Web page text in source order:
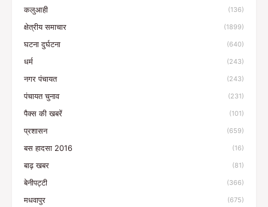
कलुआही (136)
क्षेत्रीय समाचार (1899)
घटना दुर्घटना (640)
धर्म (243)
नगर पंचायत (243)
पंचायत चुनाव (231)
पैक्स की खबरें (101)
प्रशासन (659)
बस हादसा 2016 (16)
बाढ़ खबर (81)
बेनीपट्टी (366)
मधवापुर (675)